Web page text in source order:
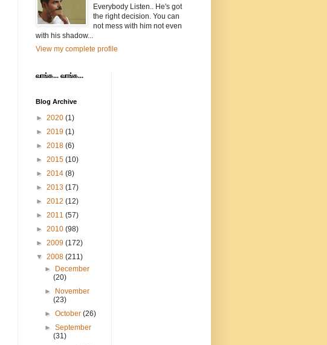
Everybody Listen.. He's got
the right decision. You can
not mess with him not even
with his shadow...
View my complete profile
வாங்க... வாங்க...
Blog Archive
► 2020 (1)
► 2019 (1)
► 2018 (6)
► 2015 (10)
► 2014 (8)
► 2013 (17)
► 2012 (12)
► 2011 (57)
► 2010 (98)
► 2009 (172)
▼ 2008 (211)
►
December
(20)
►
November
(23)
►October(26)
►September
(31)